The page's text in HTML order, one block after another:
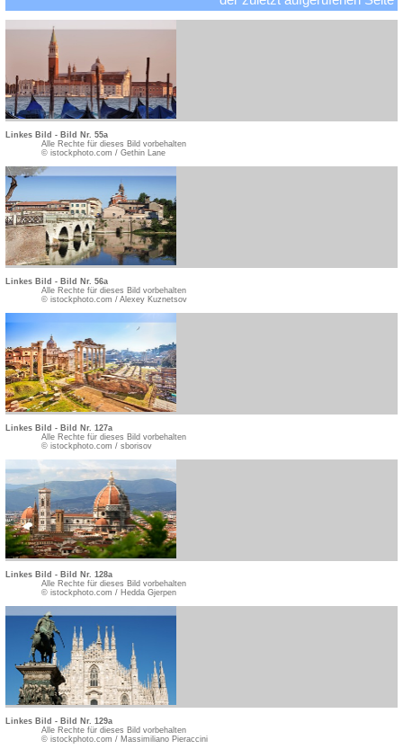
Linkes Bild - Bild Nr. 55a
Alle Rechte für dieses Bild vorbehalten
© istockphoto.com / Gethin Lane
Linkes Bild - Bild Nr. 56a
Alle Rechte für dieses Bild vorbehalten
© istockphoto.com / Alexey Kuznetsov
Linkes Bild - Bild Nr. 127a
Alle Rechte für dieses Bild vorbehalten
© istockphoto.com / sborisov
Linkes Bild - Bild Nr. 128a
Alle Rechte für dieses Bild vorbehalten
© istockphoto.com / Hedda Gjerpen
Linkes Bild - Bild Nr. 129a
Alle Rechte für dieses Bild vorbehalten
© istockphoto.com / Massimiliano Pieraccini